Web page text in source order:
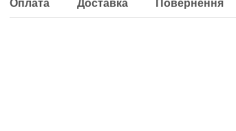
Оплата Доставка Повернення